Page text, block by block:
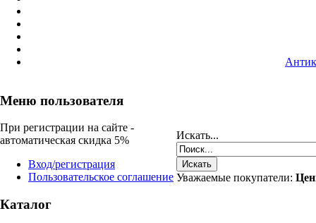
Меню пользователя
При регистрации на сайте -
автоматическая скидка 5%
Вход/регистрация
Пользовательское соглашение
Каталог
Искать...
Уважаемые покупатели: